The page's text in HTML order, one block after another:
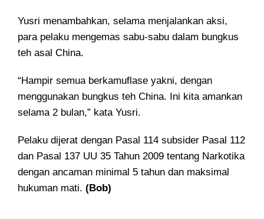
Yusri menambahkan, selama menjalankan aksi,
para pelaku mengemas sabu-sabu dalam bungkus
teh asal China.
“Hampir semua berkamuflase yakni, dengan
menggunakan bungkus teh China. Ini kita amankan
selama 2 bulan,” kata Yusri.
Pelaku dijerat dengan Pasal 114 subsider Pasal 112
dan Pasal 137 UU 35 Tahun 2009 tentang Narkotika
dengan ancaman minimal 5 tahun dan maksimal
hukuman mati. (Bob)